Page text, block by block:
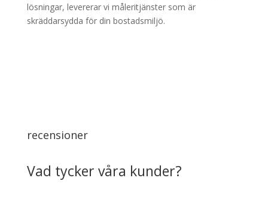
lösningar, levererar vi måleritjänster som är
skräddarsydda för din bostadsmiljö.
recensioner
Vad tycker våra kunder?